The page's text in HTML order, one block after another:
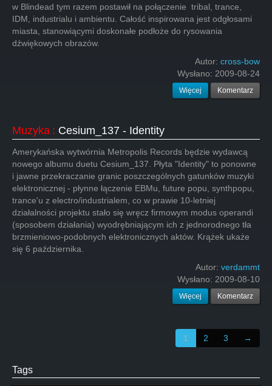
w Blindead tym razem postawił na połączenie tribal, trance,
IDM, industrialu i ambientu. Całość inspirowana jest odgłosami
miasta, stanowiącymi doskonałe podłoże do rysowania
dźwiękowych obrazów.
Autor: cross-bow
Wysłano: 2009-08-24
Więcej Komentarz
Muzyka : Cesium_137 - Identity
Amerykańska wytwórnia Metropolis Records będzie wydawcą
nowego albumu duetu Cesium_137. Płyta "Identity" to ponowne
i jawne przekraczanie granic poszczególnych gatunków muzyki
elektronicznej - płynne łączenie EBMu, future popu, synthpopu,
trance'u z electro/industrialem, co w prawie 10-letniej
działalności projektu stało się wręcz firmowym modus operandi
(sposobem działania) wyodrębniającym ich z jednorodnego tła
brzmieniowo-podobnych elektronicznych aktów. Krążek ukaże
się 6 października.
Autor: verdammt
Wysłano: 2009-08-10
Więcej Komentarz
1 2 3 →
Tags